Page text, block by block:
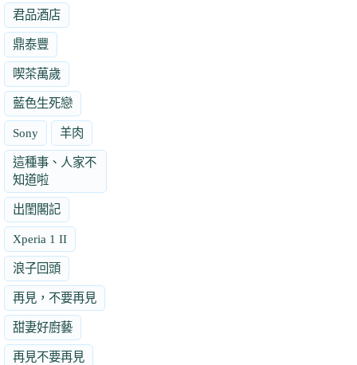
君品酒店
鼎泰豐
喫茶萬歲
藍色生死戀
Sony 羊肉
這種事、人家不
知道啦
出閨閣記
Xperia 1 II
浪子回頭
再見，不要再見
甜妻好廚藝
再見不要再見